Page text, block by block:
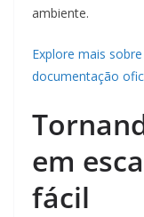
ambiente.
Explore mais
documentação
em
fácil